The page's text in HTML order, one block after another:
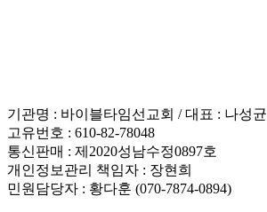
기관명 : 바이블타임선교회 / 대표 : 나성균
고유번호 : 610-82-78048
통신판매 : 제2020성남수정0897호
개인정보관리 책임자 : 장현희
민원담당자 : 황다훈 (070-7874-0894)